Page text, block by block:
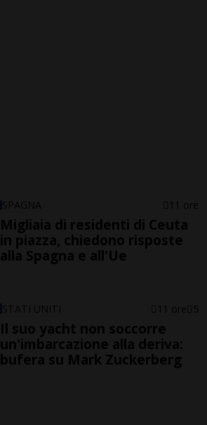
SPAGNA 11 ore
Migliaia di residenti di Ceuta
in piazza, chiedono risposte
alla Spagna e all'Ue
STATI UNITI 11 ore 5
Il suo yacht non soccorre
un'imbarcazione alla deriva:
bufera su Mark Zuckerberg